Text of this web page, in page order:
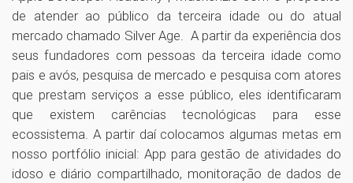
de atender ao público da terceira idade ou do atual
mercado chamado Silver Age. A partir da experiência dos
seus fundadores com pessoas da terceira idade como
pais e avós, pesquisa de mercado e pesquisa com atores
que prestam serviços a esse público, eles identificaram
que existem carências tecnológicas para esse
ecossistema. A partir daí colocamos algumas metas em
nosso portfólio inicial: App para gestão de atividades do
idoso e diário compartilhado, monitoração de dados de